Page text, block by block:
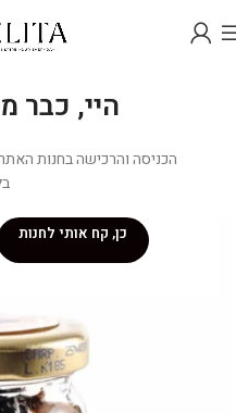
היי, כבר
כן, קח אותי לחנות